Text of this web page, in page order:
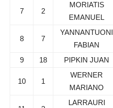
7 2
MORIATIS
EMANUEL
8 7
YANNANTUONI
FABIAN
9 18 PIPKIN JUAN
10 1
WERNER
MARIANO
LARRAURI